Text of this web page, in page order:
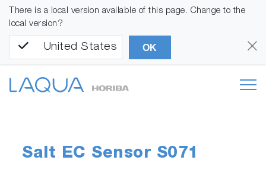
There is a local version available of this page. Change to the
local version?
United States OK
Salt EC Sensor S071